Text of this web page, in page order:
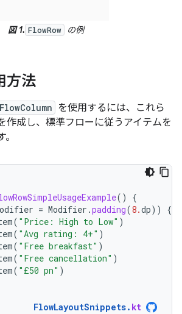
図 1. FlowRow の例
方法
FlowColumn を使用するには、これら
作成し、標準フローに従うアイテムを
()
{
= Modifier .padding(8.dp))
{
( "Price: High to Low" )
( "Avg rating: 4+" )
( "Free breakfast" )
( "Free cancellation" )
( "£50 pn" )
FlowLayoutSnippets. kt